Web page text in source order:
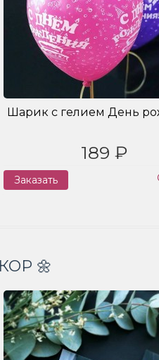
Шарик с гелием День
189 ₽
Заказать
🌼